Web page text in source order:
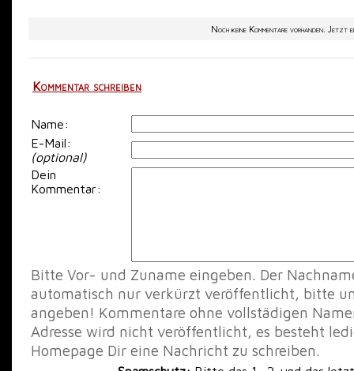
Noch keine Kommentare vorhanden. Jetzt
Kommentar schreiben
Name:
E-Mail:
(optional)
Dein
Kommentar:
Bitte Vor- und Zuname eingeben. Der
automatisch nur verkürzt veröffentlicht, bitte
angeben! Kommentare ohne vollstädigen
Adresse wird nicht veröffentlicht, es besteht
Homepage Dir eine Nachricht zu schreiben.